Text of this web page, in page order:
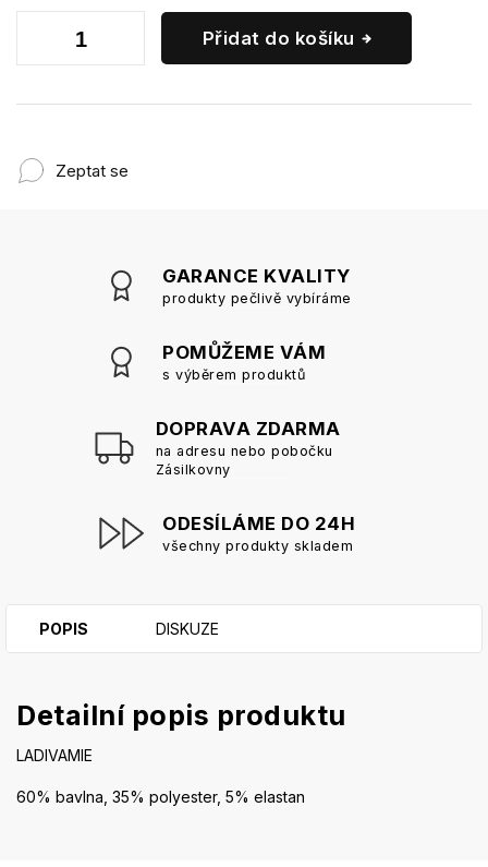
Přidat do košíku
Zeptat se
GARANCE KVALITY
produkty pečlivě vybíráme
POMŮŽEME VÁM
s výběrem produktů
DOPRAVA ZDARMA
na adresu nebo pobočku
Zásilkovny
ODESÍLÁME DO 24H
všechny produkty skladem
POPIS DISKUZE
Detailní popis produktu
LADIVAMIE
60% bavlna, 35% polyester, 5% elastan